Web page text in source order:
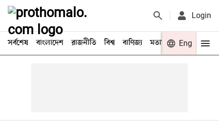
Login
সর্বশেষ বাংলাদেশ রাজনীতি বিশ্ব বাণিজ্য মতামত খেলা
Eng